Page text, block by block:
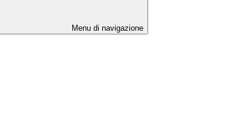
Menu di navigazione